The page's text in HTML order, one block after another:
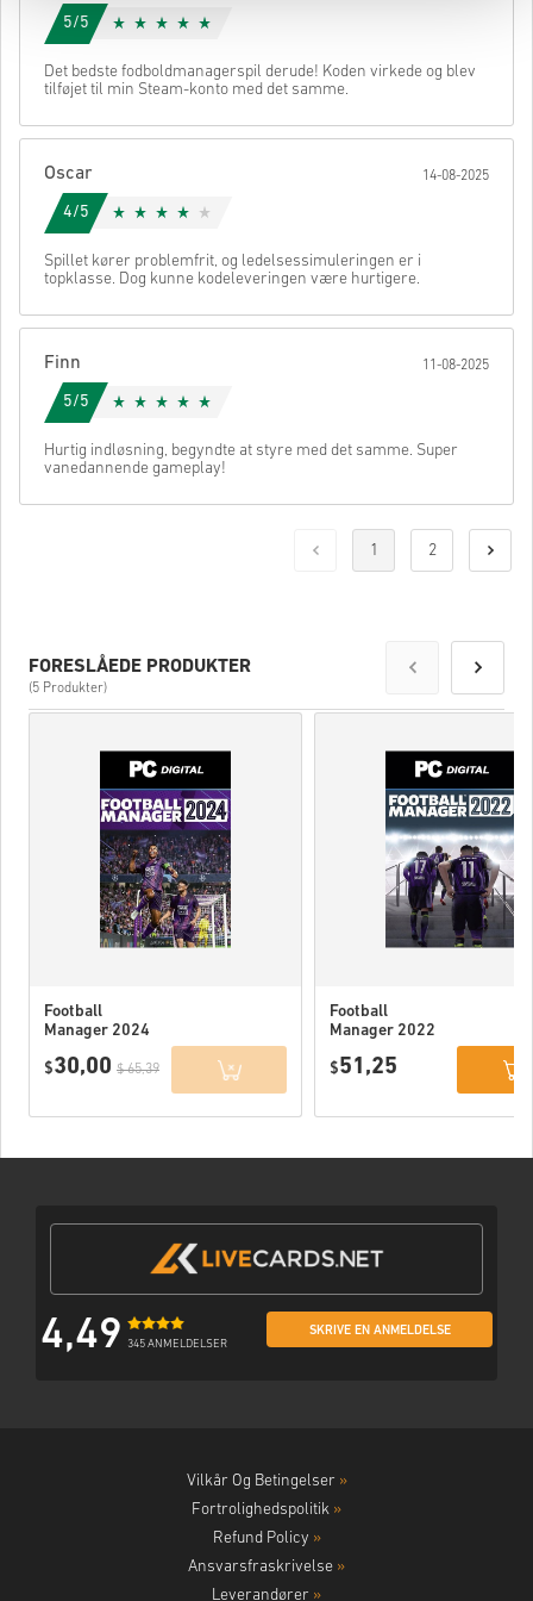
5/5
Det bedste fodboldmanagerspil derude! Koden virkede og blev
tilføjet til min Steam-konto med det samme.
Oscar 14-08-2025
4/5
Spillet kører problemfrit, og ledelsessimuleringen er i
topklasse. Dog kunne kodeleveringen være hurtigere.
Finn 11-08-2025
5/5
Hurtig indløsning, begyndte at styre med det samme. Super
vanedannende gameplay!
1 2
FORESLÅEDE PRODUKTER
(5 Produkter)
Football
Manager 2024
Website) EU
$30,00 $ 65,39
Football
Manager 2022
$51,25
4,49 345 ANMELDELSER
SKRIVE EN ANMELDELSE
Vilkår Og Betingelser »
Fortrolighedspolitik »
Refund Policy »
Ansvarsfraskrivelse »
Leverandører »